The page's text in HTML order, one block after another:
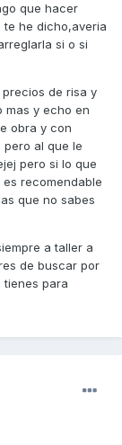
que hacer
he dicho,averia
si o si
de risa y
mas y echo en
obra y con
al que le
pero si lo que
es recomendable
que no sabes
a taller a
de buscar por
tienes para